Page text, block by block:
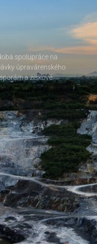
spolupráce na
úpravárenského
a ziskové